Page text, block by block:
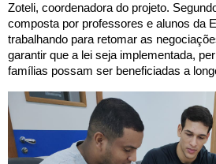
Zoteli, coordenadora do projeto.
composta por professores e alunos da
trabalhando para retomar as
garantir que a lei seja implementada,
famílias possam ser beneficiadas a